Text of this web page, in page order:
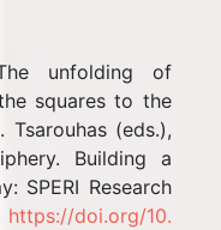
unfolding of
squares to the
(eds.),
Building a
SPERI Research
https://doi.org/10.